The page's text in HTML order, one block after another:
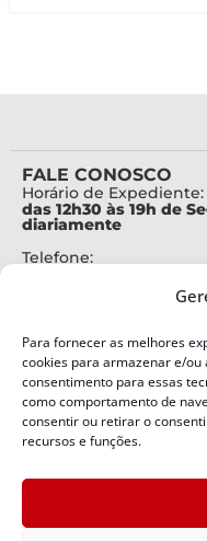
Para fornecer as melhores
cookies para armazenar e/ou
consentimento para essas
como comportamento de
consentir ou retirar o
recursos e funções.
FALE CONOSCO
Horário de Expediente:
das 12h30 às 19h de
diariamente
Telefone:
Alertas Defesa Civil:
SMS 40199
ENDEREÇO
Defesa Civil do Estado
Bairro:
Capoeiras,